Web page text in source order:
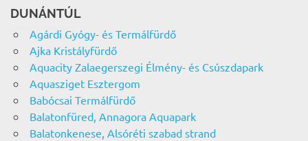
DUNÁNTÚL
Agárdi Gyógy- és Termálfürdő
Ajka Kristályfürdő
Aquacity Zalaegerszegi Élmény- és Csúszdapark
Aquasziget Esztergom
Babócsai Termálfürdő
Balatonfüred, Annagora Aquapark
Balatonkenese, Alsóréti szabad strand